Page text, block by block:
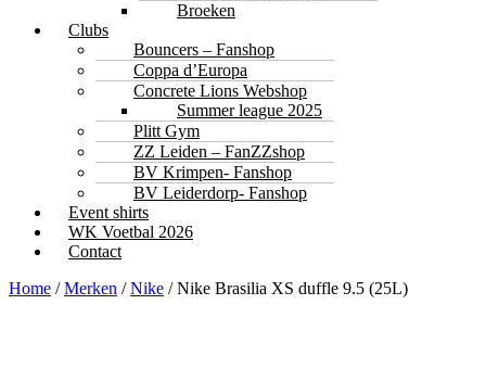
Broeken
Clubs
Bouncers – Fanshop
Coppa d’Europa
Concrete Lions Webshop
Summer league 2025
Plitt Gym
ZZ Leiden – FanZZshop
BV Krimpen- Fanshop
BV Leiderdorp- Fanshop
Event shirts
WK Voetbal 2026
Contact
Home /Merken /Nike / Nike Brasilia XS duffle 9.5 (25L)